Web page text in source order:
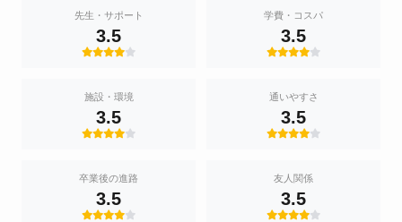
先生・サポート
3.5
学費・コスパ
3.5
施設・環境
3.5
通いやすさ
3.5
卒業後の進路
3.5
友人関係
3.5